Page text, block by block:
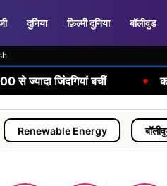
दुनिया फ़िल्मी दुनिया बॉलीवुड
बचीं • कांवड़ यात्रा
Energy बॉलीवुड